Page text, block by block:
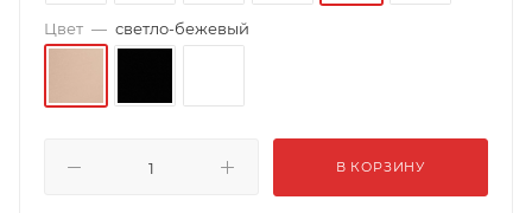
Цвет — светло-бежевый
В КОРЗИНУ